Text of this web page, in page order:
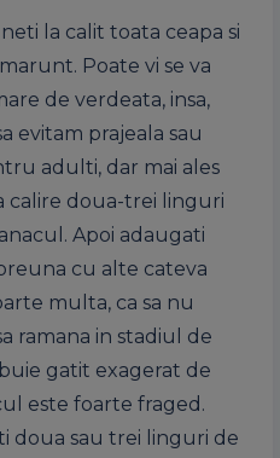
la calit toata ceapa si
Poate vi se va
de verdeata, insa,
evitam prajeala sau
adulti, dar mai ales
calire doua-trei linguri
. Apoi adaugati
cu alte cateva
multa, ca sa nu
ramana in stadiul de
gatit exagerat de
este foarte fraged.
doua sau trei linguri de